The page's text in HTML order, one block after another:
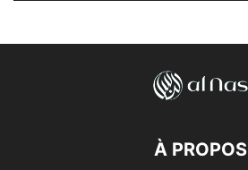
À PROPOS